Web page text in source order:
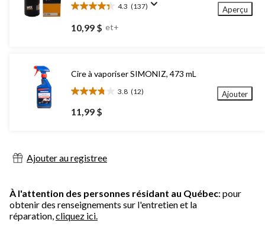
4.3 (137)
4.3
étoile(s)
sur
10,99 $ et+
Aperçu
Cire à vaporiser SIMONIZ, 473 mL
3.8 (12)
3.8
étoile(s)
sur
évaluations
11,99 $
Ajouter
Ajouter au registree
À l'attention des personnes résidant au Québec: pour
obtenir des renseignements sur l'entretien et la
réparation,cliquez ici.